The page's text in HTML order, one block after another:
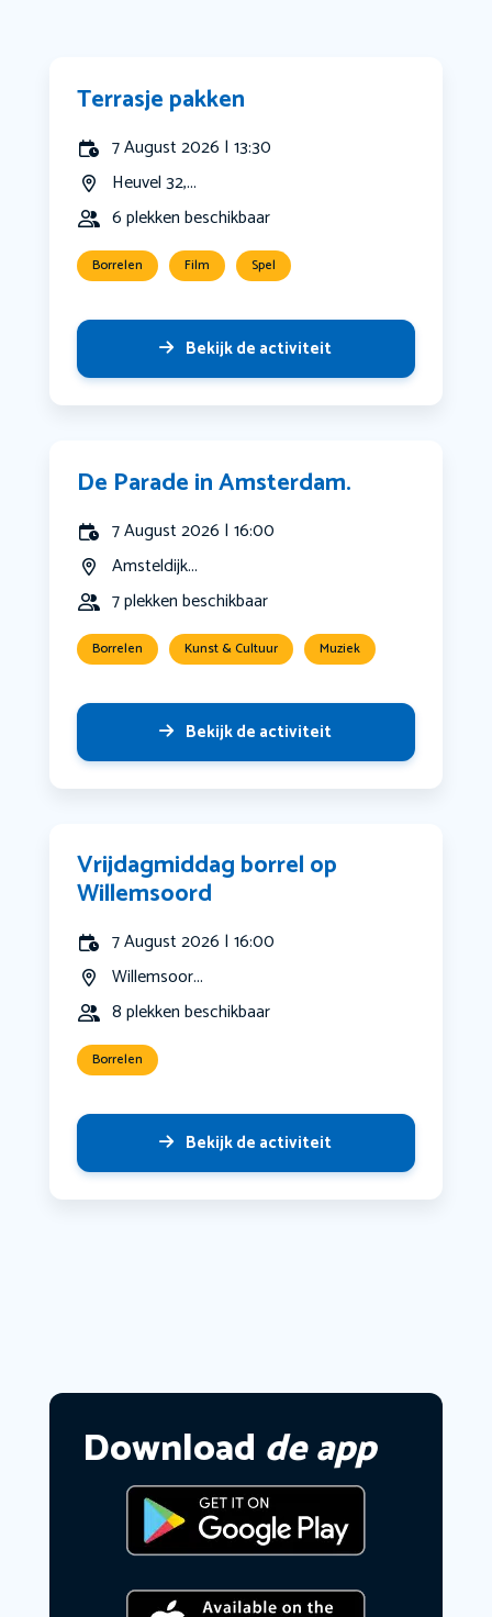
Terrasje pakken
7 August 2026 | 13:30
Heuvel 32,...
6 plekken beschikbaar
Borrelen Film Spel
Bekijk de activiteit
De Parade in Amsterdam.
7 August 2026 | 16:00
Amsteldijk...
7 plekken beschikbaar
Borrelen Kunst & Cultuur Muziek
Bekijk de activiteit
Vrijdagmiddag borrel op
Willemsoord
7 August 2026 | 16:00
Willemsoor...
8 plekken beschikbaar
Borrelen
Bekijk de activiteit
Download de app